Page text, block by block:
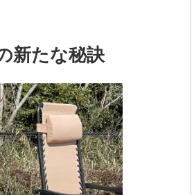
新たな秘訣